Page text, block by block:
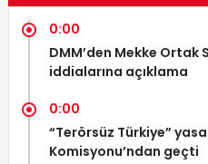
0:00
DMM’den Mekke Ortak
iddialarına açıklama
0:00
“Terörsüz Türkiye”
Komisyonu’ndan geçti